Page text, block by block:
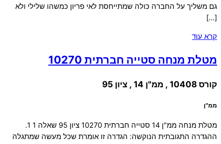
גם משליך על החברה כולה שמתייחסת לאי פריון כמשהו שלילי ולא
[…]
קרא עוד
מטלת מנחה סטייה חברתית 10270
קורס 10408 , ממ"ן 14 , ציון 95
ממ"ן
מטלת מנחה ממ"ן 14 סטייה חברתית 10270 ציון 95 שאלה 1 1.
ההגדרה התגובתית הנוקשה: הגדרה זו אומרת שכל מעשה שמתגלה